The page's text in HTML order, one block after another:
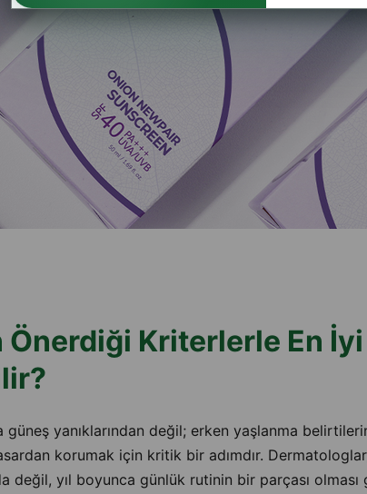
Önerdiği Kriterlerle En
yanıklarından değil; erken yaşlanma
korumak için kritik bir adımdır.
değil, yıl boyunca günlük rutinin bir parçası